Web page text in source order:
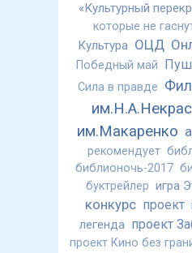
«Культурный
которые не
Культура ОЦД
Победный май
Сила в правде
им.Макаренко
рекомендует
библионочь-2017
буктрейлер игра
конкурс проект
легенда проект
проект Кино без